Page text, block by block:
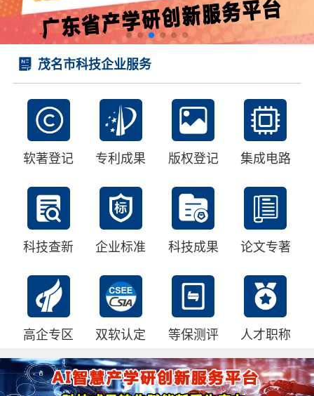
茂名市科技企业服务
软著登记 专利成果 版权登记 集成电路
科技查新 企业标准 科技成果 论文专著
高企专区 双软认定 等保测评 人才职称